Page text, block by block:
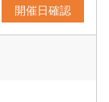
開催日確認